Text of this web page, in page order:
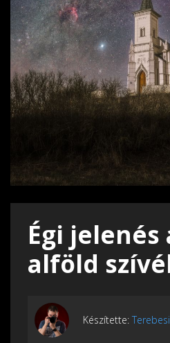
Égi jelenés
alföld
Készítette: